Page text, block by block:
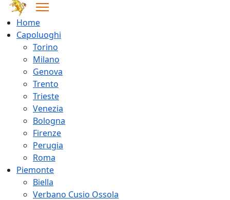
Home
Capoluoghi
Torino
Milano
Genova
Trento
Trieste
Venezia
Bologna
Firenze
Perugia
Roma
Piemonte
Biella
Verbano Cusio Ossola